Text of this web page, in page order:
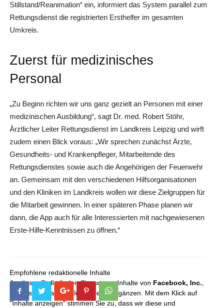
Stillstand/Reanimation“ ein, informiert das System parallel zum
Rettungsdienst die registrierten Ersthelfer im gesamten
Umkreis.
Zuerst für medizinisches
Personal
„Zu Beginn richten wir uns ganz gezielt an Personen mit einer
medizinischen Ausbildung“, sagt Dr. med. Robert Stöhr,
Ärztlicher Leiter Rettungsdienst im Landkreis Leipzig und wirft
zudem einen Blick voraus: „Wir sprechen zunächst Ärzte,
Gesundheits- und Krankenpfleger, Mitarbeitende des
Rettungsdienstes sowie auch die Angehörigen der Feuerwehr
an. Gemeinsam mit den verschiedenen Hilfsorganisationen
und den Kliniken im Landkreis wollen wir diese Zielgruppen für
die Mitarbeit gewinnen. In einer späteren Phase planen wir
dann, die App auch für alle Interessierten mit nachgewiesenen
Erste-Hilfe-Kenntnissen zu öffnen.“
Empfohlene redaktionelle Inhalte
An dieser Stelle finden Sie externe Inhalte von Facebook, Inc.
die unser redaktionelles Angebot ergänzen. Mit dem Klick auf
"Inhalte anzeigen" stimmen Sie zu, dass wir diese und